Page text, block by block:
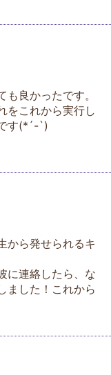
良かったです。
をこれから実行し
す(*´-`)
から発せられるキ
に連絡したら、な
ました！これから